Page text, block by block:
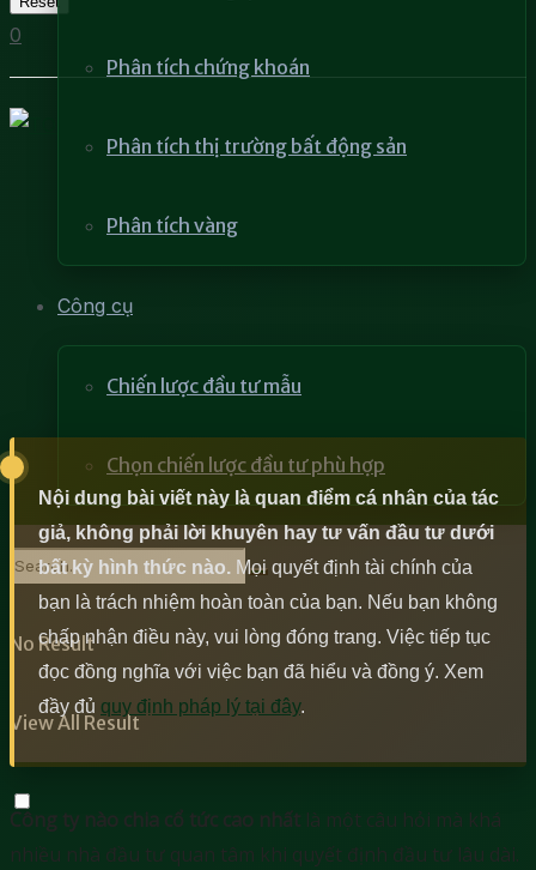
Phân tích chứng khoán
Phân tích thị trường bất động sản
Phân tích vàng
Công cụ
Chiến lược đầu tư mẫu
Chọn chiến lược đầu tư phù hợp
No Result
View All Result
0
Nội dung bài viết này là quan điểm cá nhân của tác
giả, không phải lời khuyên hay tư vấn đầu tư dưới
bất kỳ hình thức nào. Mọi quyết định tài chính của
bạn là trách nhiệm hoàn toàn của bạn. Nếu bạn không
chấp nhận điều này, vui lòng đóng trang. Việc tiếp tục
đọc đồng nghĩa với việc bạn đã hiểu và đồng ý. Xem
đầy đủ quy định pháp lý tại đây.
Công ty nào chia cổ tức cao nhất là một câu hỏi mà khá
nhiều nhà đầu tư quan tâm khi quyết định đầu tư lâu dài.